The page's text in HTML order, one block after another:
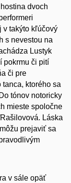
dvoch
v takýto kľúčový
s nevestou na
Lustyk
pokrmu či pití
či pre
ktorého sa
tónov notoricky
mieste spoločne
Láska
prejaviť sa
v sále opäť